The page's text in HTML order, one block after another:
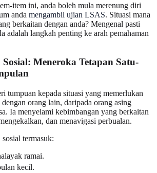
item ini, anda boleh mula merenung diri
anda mengambil ujian LSAS. Situasi mana
berkaitan dengan anda? Mengenal pasti
adalah langkah penting ke arah pemahaman
: Meneroka Tetapan Satu-
tumpuan kepada situasi yang memerlukan
orang lain, daripada orang asing
Ia menyelami kebimbangan yang berkaitan
dan menavigasi perbualan.
termasuk:
ramai.
kecil.